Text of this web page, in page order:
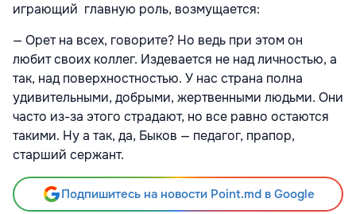
играющий главную роль, возмущается:
— Орет на всех, говорите? Но ведь при этом он
любит своих коллег. Издевается не над личностью, а
так, над поверхностностью. У нас страна полна
удивительными, добрыми, жертвенными людьми. Они
часто из-за этого страдают, но все равно остаются
такими. Ну а так, да, Быков — педагог, прапор,
старший сержант.
Подпишитесь на новости Point.md в Google